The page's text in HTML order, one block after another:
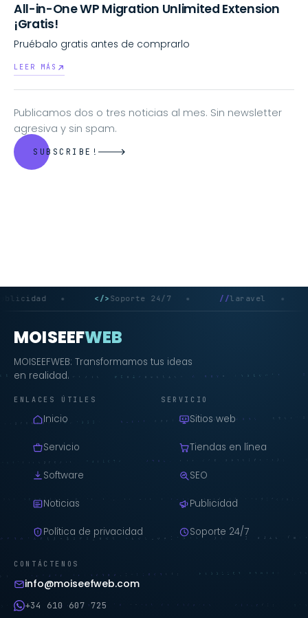
All-in-One WP Migration Unlimited Extension
¡Gratis!
Pruébalo gratis antes de comprarlo
LEER MÁS
Publicamos dos o tres noticias al mes. Sin newsletter
agresiva y sin spam.
SUBSCRIBE!
</> Soporte 24/7 // laravel //
MOISEEFWEB
MOISEEFWEB: Transformamos tus ideas
en realidad.
ENLACES ÚTILES
Inicio
Servicio
Software
Noticias
Política de privacidad
SERVICIO
Sitios web
Tiendas en línea
SEO
Publicidad
Soporte 24/7
CONTÁCTENOS
info@moiseefweb.com
+34 610 607 725